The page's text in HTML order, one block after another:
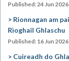
Published: 24 Jun 2026
Rionnagan am
Rìoghail Ghlaschu
Published: 16 Jun 2026
Cuireadh do